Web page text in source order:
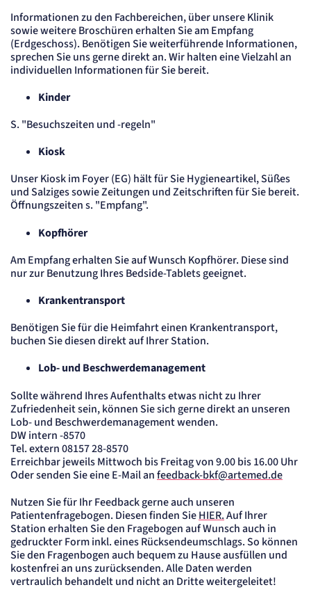
Informationen zu den Fachbereichen, über unsere Klinik
sowie weitere Broschüren erhalten Sie am Empfang
(Erdgeschoss). Benötigen Sie weiterführende Informationen,
sprechen Sie uns gerne direkt an. Wir halten eine Vielzahl an
individuellen Informationen für Sie bereit.
Kinder
S. "Besuchszeiten und -regeln"
Kiosk
Unser Kiosk im Foyer (EG) hält für Sie Hygieneartikel, Süßes
und Salziges sowie Zeitungen und Zeitschriften für Sie bereit.
Öffnungszeiten s. "Empfang".
Kopfhörer
Am Empfang erhalten Sie auf Wunsch Kopfhörer. Diese sind
nur zur Benutzung Ihres Bedside-Tablets geeignet.
Krankentransport
Benötigen Sie für die Heimfahrt einen Krankentransport,
buchen Sie diesen direkt auf Ihrer Station.
Lob- und Beschwerdemanagement
Sollte während Ihres Aufenthalts etwas nicht zu Ihrer
Zufriedenheit sein, können Sie sich gerne direkt an unseren
Lob- und Beschwerdemanagement wenden.
DW intern -8570
Tel. extern 08157 28-8570
Erreichbar jeweils Mittwoch bis Freitag von 9.00 bis 16.00 Uhr
Oder senden Sie eine E-Mail anfeedback-bkf@artemed.de
Nutzen Sie für Ihr Feedback gerne auch unseren
Patientenfragebogen. Diesen finden SieHIER.Auf Ihrer
Station erhalten Sie den Fragebogen auf Wunsch auch in
gedruckter Form inkl. eines Rücksendeumschlags. So können
Sie den Fragenbogen auch bequem zu Hause ausfüllen und
kostenfrei an uns zurücksenden. Alle Daten werden
vertraulich behandelt und nicht an Dritte weitergeleitet!
Erkennung, ob bei dem Besucher die Scrolltiefe gemessen wird.
Cookie Laufzeit:
24 Std.
STELLENANGEBOTE
SmartRecruiters
Name:
OptanonConsent, datadome, __cf_bm u.A.
Anbieter:
SmartRecruiters GmbH
Zweck:
Speichert die ausgewählten Filter-Eigenschaften des Benutzers, um die entsprechenden
Stellenangebote anzeigen zu können.
Cookie Laufzeit: